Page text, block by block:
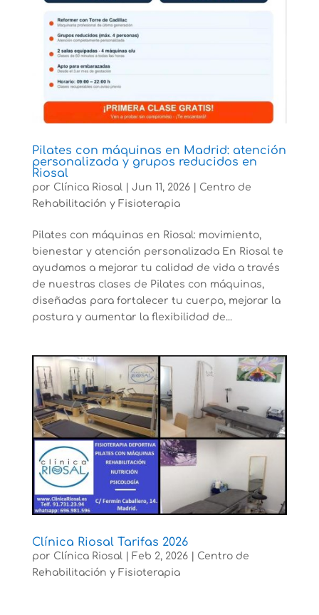
Pilates con máquinas en Madrid: atención
personalizada y grupos reducidos en
Riosal
por Clínica Riosal| Jun 11, 2026| Centro de
Rehabilitación y Fisioterapia
Pilates con máquinas en Riosal: movimiento,
bienestar y atención personalizada En Riosal te
ayudamos a mejorar tu calidad de vida a través
de nuestras clases de Pilates con máquinas,
diseñadas para fortalecer tu cuerpo, mejorar la
postura y aumentar la flexibilidad de...
Clínica Riosal Tarifas 2026
por Clínica Riosal| Feb 2, 2026| Centro de
Rehabilitación y Fisioterapia